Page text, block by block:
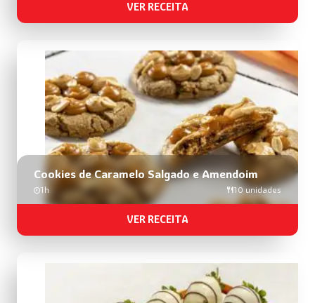
VER RECEITA
Cookies de Caramelo Salgado e Amendoim
1h 10 unidades
VER RECEITA